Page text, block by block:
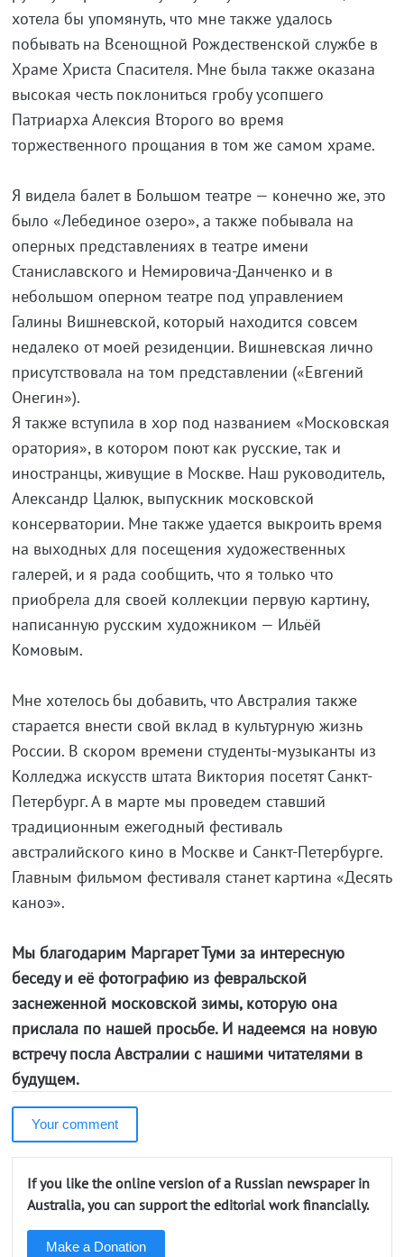
хотела бы упомянуть, что мне также удалось
побывать на Всенощной Рождественской службе в
Храме Христа Спасителя. Мне была также оказана
высокая честь поклониться гробу усопшего
Патриарха Алексия Второго во время
торжественного прощания в том же самом храме.
Я видела балет в Большом театре — конечно же, это
было «Лебединое озеро», а также побывала на
оперных представлениях в театре имени
Станиславского и Немировича-Данченко и в
небольшом оперном театре под управлением
Галины Вишневской, который находится совсем
недалеко от моей резиденции. Вишневская лично
присутствовала на том представлении («Евгений
Онегин»).
Я также вступила в хор под названием «Московская
оратория», в котором поют как русские, так и
иностранцы, живущие в Москве. Наш руководитель,
Александр Цалюк, выпускник московской
консерватории. Мне также удается выкроить время
на выходных для посещения художественных
галерей, и я рада сообщить, что я только что
приобрела для своей коллекции первую картину,
написанную русским художником — Ильёй
Комовым.
Мне хотелось бы добавить, что Австралия также
старается внести свой вклад в культурную жизнь
России. В скором времени студенты-музыканты из
Колледжа искусств штата Виктория посетят Санкт-
Петербург. А в марте мы проведем ставший
традиционным ежегодный фестиваль
австралийского кино в Москве и Санкт-Петербурге.
Главным фильмом фестиваля станет картина «Десять
каноэ».
Мы благодарим Маргарет Туми за интересную
беседу и её фотографию из февральской
заснеженной московской зимы, которую она
прислала по нашей просьбе. И надеемся на новую
встречу посла Австралии с нашими читателями в
будущем.
Your comment
If you like the online version of a Russian newspaper in
Australia, you can support the editorial work financially.
Make a Donation